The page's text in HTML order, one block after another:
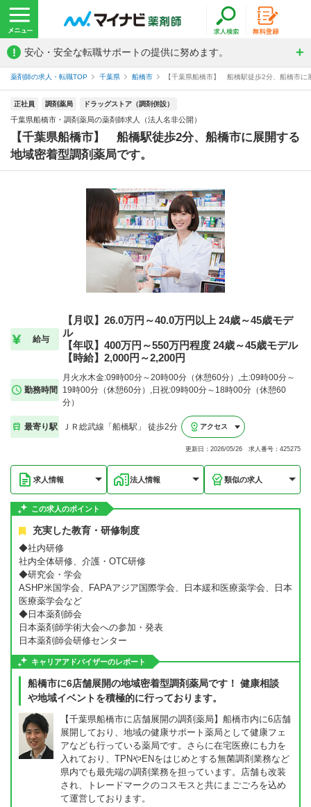
! 安心・安全な転職サポートの提供に努めます。
薬剤師の求人・転職TOP 千葉県 船橋市 【千葉県船橋市】 船橋駅徒歩2分、船橋市
正社員 調剤薬局 ドラッグストア（調剤併設）
千葉県船橋市・調剤薬局の薬剤師求人（法人名非公開）
【千葉県船橋市】 船橋駅徒歩2分、船橋市に展開する
地域密着型調剤薬局です。
給与
【月収】26.0万円～40.0万円以上 24歳～45歳モデ
ル
【年収】400万円～550万円程度 24歳～45歳モデル
【時給】2,000円～2,200円
勤務時間
月火水木金:09時00分～20時00分（休憩60分）,土:09時00分～
19時00分（休憩60分）,日祝:09時00分～18時00分（休憩60
分）
最寄り駅 ＪＲ総武線「船橋駅」 徒歩2分 アクセス
更新日：2026/05/26 求人番号：425275
求人情報 法人情報 類似の求人
この求人のポイント
充実した教育・研修制度
◆社内研修
社内全体研修、介護・OTC研修
◆研究会・学会
ASHP米国学会、FAPAアジア国際学会、日本緩和医療薬学会、日本
医療薬学会など
◆日本薬剤師会
日本薬剤師学術大会への参加・発表
日本薬剤師会研修センター
キャリアアドバイザーのレポート
船橋市に6店舗展開の地域密着型調剤薬局です！ 健康相談
や地域イベントを積極的に行っております。
【千葉県船橋市に店舗展開の調剤薬局】船橋市内に6店舗
展開しており、地域の健康サポート薬局として健康フェ
アなども行っている薬局です。さらに在宅医療にも力を
入れており、TPNやENをはじめとする無菌調剤業務など
県内でも最先端の調剤業務を担っています。店舗も改装
され、トレードマークのコスモスと共にまごごろを込め
て運営しております。